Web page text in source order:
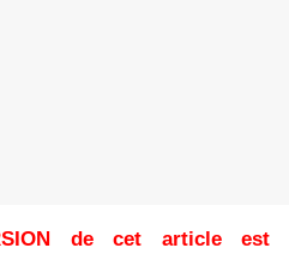
de cet article est